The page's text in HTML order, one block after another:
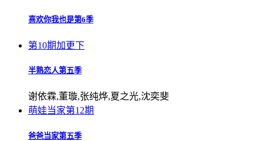
喜欢你我也是第6季
第10期加更下
半熟恋人第五季
谢依霖,董璇,张纯烨,夏之光,沈奕斐
萌娃当家第12期
爸爸当家第五季